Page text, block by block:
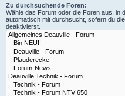
Zu durchsuchende Foren:
Wähle das Forum oder die Foren aus, in
automatisch mit durchsucht, sofern du
deaktivierst.